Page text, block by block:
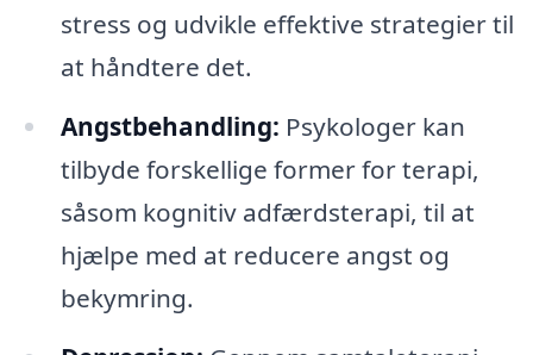
stress og udvikle effektive strategier til
at håndtere det.
Angstbehandling: Psykologer kan
tilbyde forskellige former for terapi,
såsom kognitiv adfærdsterapi, til at
hjælpe med at reducere angst og
bekymring.